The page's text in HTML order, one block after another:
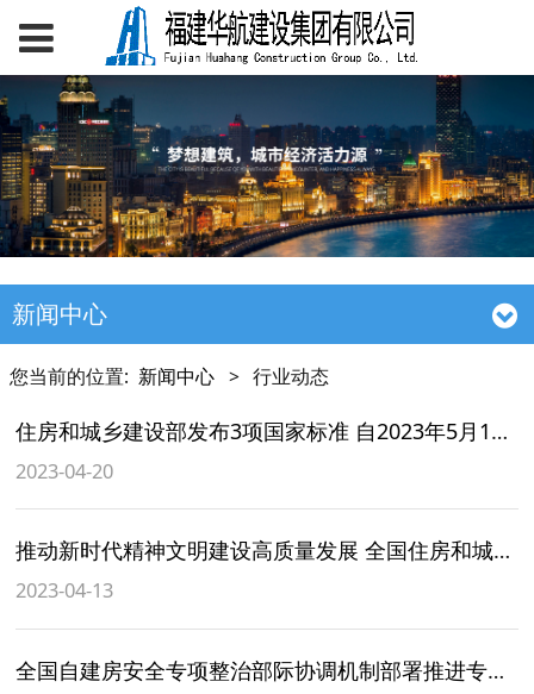
新闻中心
您当前的位置: 新闻中心 > 行业动态
住房和城乡建设部发布3项国家标准 自2023年5月1日起实施
2023-04-20
推动新时代精神文明建设高质量发展 全国住房和城乡建设系统精神文明建设工作会议召开
2023-04-13
全国自建房安全专项整治部际协调机制部署推进专项整治工作